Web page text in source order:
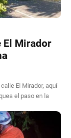
El Mirador
El Mirador, aquí
el paso en la